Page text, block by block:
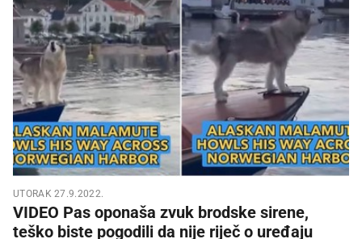
UTORAK 27.9.2022.
VIDEO Pas oponaša zvuk brodske sirene,
teško biste pogodili da nije riječ o uređaju